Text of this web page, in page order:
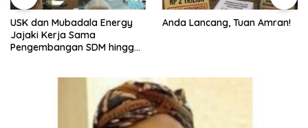
USK dan Mubadala Energy
Jajaki Kerja Sama
Pengembangan SDM hingga
Anda Lancang, Tuan Amran!